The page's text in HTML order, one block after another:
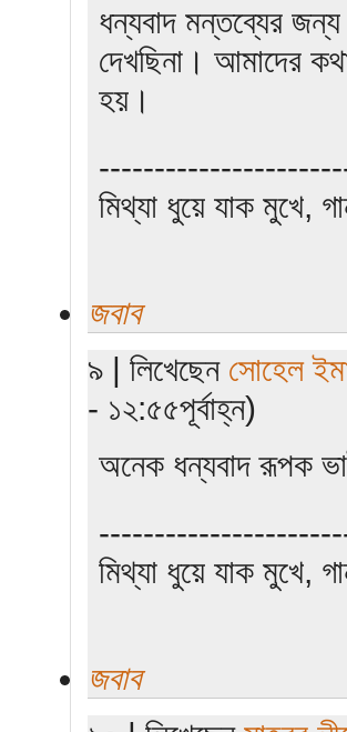
ধন্যবাদ মন্তব্যের
দেখছিনা। আমাদের
হয়।
মিথ্যা ধুয়ে যাক মুখে,
জবাব
৯ | লিখেছেন সোহেল
- ১২:৫৫পূর্বাহ্ন)
অনেক ধন্যবাদ রূপক
মিথ্যা ধুয়ে যাক মুখে,
জবাব